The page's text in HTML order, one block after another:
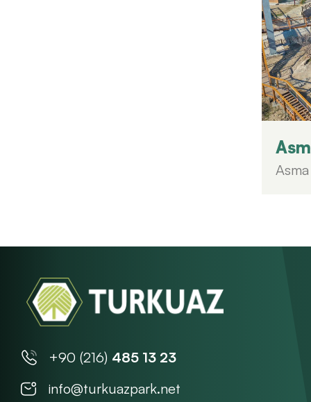
+90 (216) 485 13 23
info@turkuazpark.net